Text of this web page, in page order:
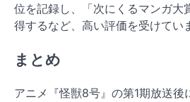
位を記録し、「次にくるマンガ大
得するなど、高い評価を受けてい
まとめ
アニメ『怪獣8号』の第1期放送後